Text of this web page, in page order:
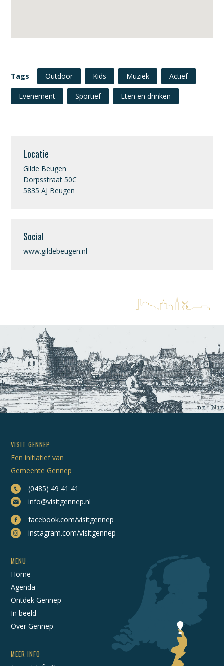
Tags Outdoor Kids Muziek Actief
Evenement Sportief Eten en drinken
Locatie
Gilde Beugen
Dorpsstraat 50C
5835 AJ Beugen
Social
www.gildebeugen.nl
VISIT GENNEP
Een initiatief van
Gemeente Gennep
(0485) 49 41 41
info@visitgennep.nl
facebook.com/visitgennep
instagram.com/visitgennep
MENU
Home
Agenda
Ontdek Gennep
In beeld
Over Gennep
MEER INFO